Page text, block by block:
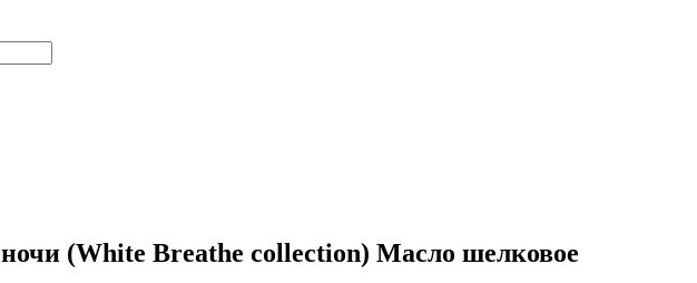
(White Breathe collection) Масло шелковое